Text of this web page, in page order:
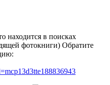
находится в поисках
фотокниги) Обратите